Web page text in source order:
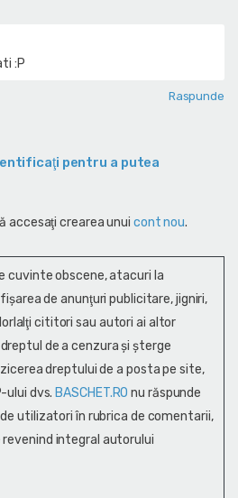
:P
Raspunde
pentru a putea
accesaţi crearea unui cont nou.
cuvinte obscene, atacuri la
de anunţuri publicitare, jigniri,
cititori sau autori ai altor
de a cenzura și şterge
dreptului de a posta pe site,
ului dvs. BASCHET.RO nu răspunde
utilizatori în rubrica de comentarii,
integral autorului